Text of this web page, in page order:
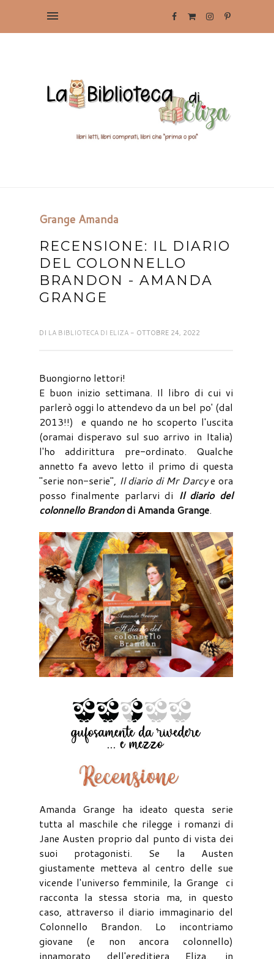
Grange Amanda
RECENSIONE: IL DIARIO
DEL COLONNELLO
BRANDON - AMANDA
GRANGE
DI LA BIBLIOTECA DI ELIZA - OTTOBRE 24, 2022
Buongiorno lettori!
E buon inizio settimana. Il libro di cui vi
parlerò oggi lo attendevo da un bel po' (dal
2013!!) e quando ne ho scoperto l'uscita
(oramai disperavo sul suo arrivo in Italia)
l'ho addirittura pre-ordinato. Qualche
annetto fa avevo letto il primo di questa
"serie non-serie", Il diario di Mr Darcye ora
posso finalmente parlarvi di Il diario del
colonnello Brandondi Amanda Grange.
Amanda Grange ha ideato questa serie
tutta al maschile che rilegge i romanzi di
Jane Austen proprio dal punto di vista dei
suoi protagonisti. Se la Austen
giustamente metteva al centro delle sue
vicende l'universo femminile, la Grange ci
racconta la stessa storia ma, in questo
caso, attraverso il diario immaginario del
Colonnello Brandon. Lo incontriamo
giovane (e non ancora colonnello)
innamorato dell'ereditiera Eliza, in